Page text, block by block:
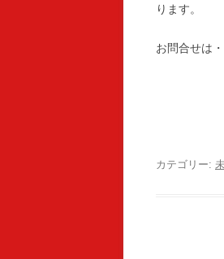
ります。
お問合せは
カテゴリー: